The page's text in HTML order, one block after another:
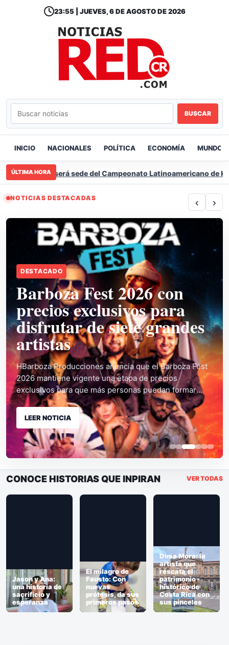
23:55 | JUEVES, 6 DE AGOSTO DE 2026
BUSCAR
INICIO NACIONALES POLÍTICA ECONOMÍA MUNDO
ÚLTIMA HORA
Rica será sede del Campeonato Latinoamericano de
NOTICIAS DESTACADAS ‹ ›
ACTUALIDAD
Grupo Mutual promueve
bono y crédito para
familias interesadas en
adquirir casa propia
Grupo Mutual facilita el acceso a casa propia con
Acceso Hogar, una solución que permite utilizar el
Bono Familiar de Vivienda Clase Media para cubrir la
prima y complementarlo con
LEER NOTICIA
CONOCE HISTORIAS QUE INPIRAN VER TODAS
El milagro de
Fausto: Con
nuevas
prótesis, da sus
primeros pasos
artista que
rescata el
patrimonio
histórico de
Costa Rica con
sus pinceles
Conversacione
s con Vicente
Tepedino:
Viviendo el
sueño del PURA
VIDA en Costa
Rica